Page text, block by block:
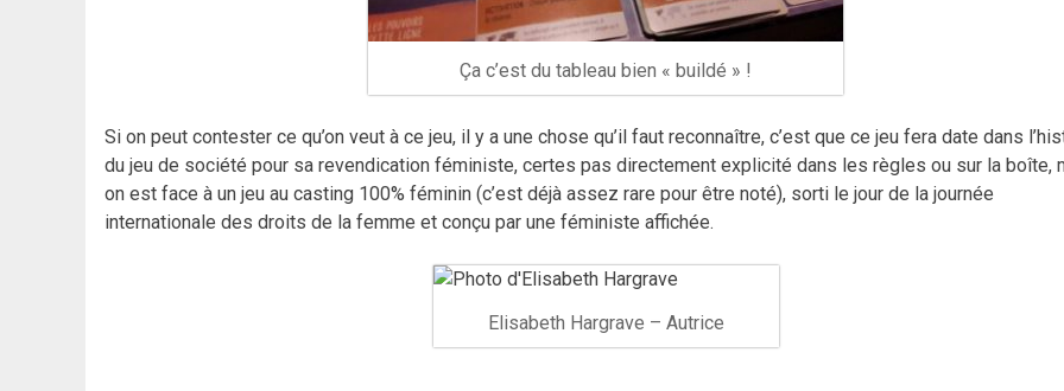
Ça c’est du tableau bien « buildé » !
Si on peut contester ce qu’on veut à ce jeu, il y a une chose qu’il faut reconnaître, c’est que ce jeu fera date dans
du jeu de société pour sa revendication féministe, certes pas directement explicité dans les règles ou sur la boîte,
on est face à un jeu au casting 100% féminin (c’est déjà assez rare pour être noté), sorti le jour de la journée
internationale des droits de la femme et conçu par une féministe affichée.
Elisabeth Hargrave – Autrice